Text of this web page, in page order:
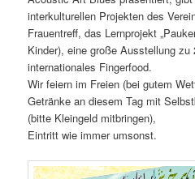
interkulturellen Projekten des
Frauentreff, das Lernprojekt
Kinder), eine große Ausstellung
internationales Fingerfood.
Wir feiern im Freien (bei gutem
Getränke an diesem Tag mit
(bitte Kleingeld mitbringen),
Eintritt wie immer umsonst.